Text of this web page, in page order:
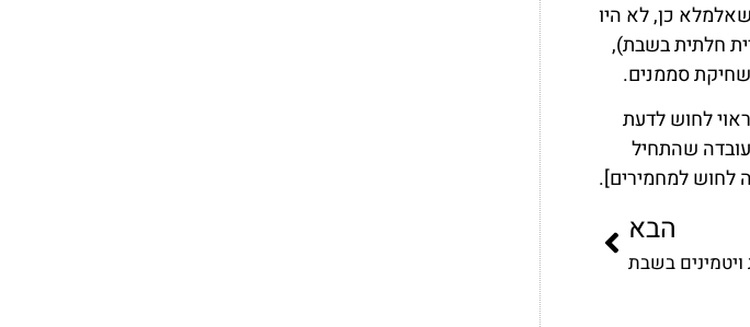
כן, לא היו
חלתית בשבת),
שחיקת סממנים.
לחוש לדעת
שהתחיל
לחוש למחמירים].
הבא
ויטמינים בשבת